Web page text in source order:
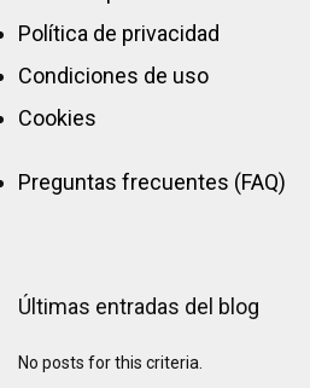
Política de privacidad
Condiciones de uso
Cookies
Preguntas frecuentes (FAQ)
Últimas entradas del blog
No posts for this criteria.